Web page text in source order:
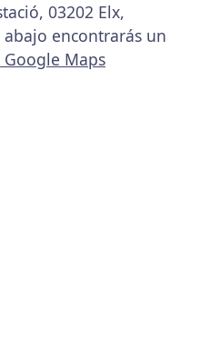
03202 Elx,
encontrarás un
Maps